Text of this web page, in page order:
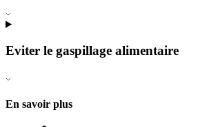
Eviter le gaspillage alimentaire
En savoir plus